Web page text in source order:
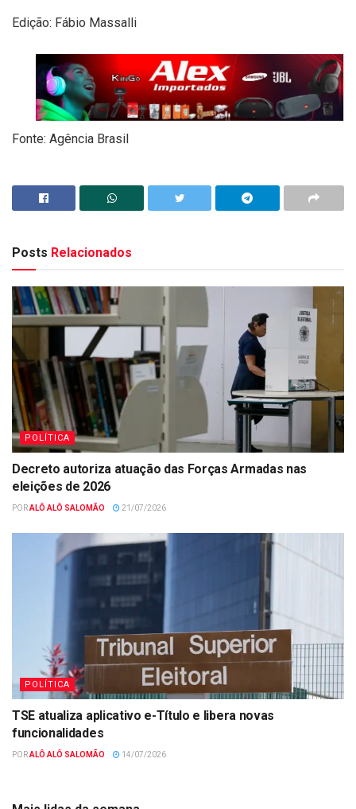
Edição: Fábio Massalli
Fonte: Agência Brasil
Posts Relacionados
POLÍTICA
Decreto autoriza atuação das Forças Armadas nas
eleições de 2026
PORALÔ ALÔ SALOMÃO 21/07/2026
POLÍTICA
TSE atualiza aplicativo e-Título e libera novas
funcionalidades
PORALÔ ALÔ SALOMÃO 14/07/2026